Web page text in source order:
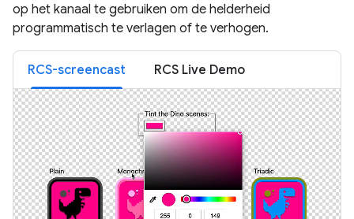
op het kanaal te gebruiken om de helderheid
programmatisch te verlagen of te verhogen.
RCS-screencast RCS Live Demo